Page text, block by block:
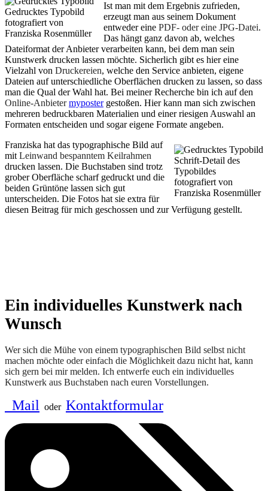
Gedrucktes Typobild
fotografiert von
Franziska Rosenmüller
Ist man mit dem Ergebnis zufrieden,
erzeugt man aus seinem Dokument
entweder eine PDF- oder eine JPG-Datei.
Das hängt ganz davon ab, welches
Dateiformat der Anbieter verarbeiten kann, bei dem man sein
Kunstwerk drucken lassen möchte. Sicherlich gibt es hier eine
Vielzahl von Druckereien, welche den Service anbieten, eigene
Dateien auf unterschiedliche Oberflächen drucken zu lassen, so dass
man die Qual der Wahl hat. Bei meiner Recherche bin ich auf den
Online-Anbieter mypostergestoßen. Hier kann man sich zwischen
mehreren bedruckbaren Materialien und einer riesigen Auswahl an
Formaten entscheiden und sogar eigene Formate angeben.
Schrift-Detail des
Typobildes
fotografiert von
Franziska Rosenmüller
Franziska hat das typographische Bild auf
mit Leinwand bespanntem Keilrahmen
drucken lassen. Die Buchstaben sind trotz
grober Oberfläche scharf gedruckt und die
beiden Grüntöne lassen sich gut
unterscheiden. Die Fotos hat sie extra für
diesen Beitrag für mich geschossen und zur Verfügung gestellt.
Ein individuelles Kunstwerk nach
Wunsch
Wer sich die Mühe von einem typographischen Bild selbst nicht
machen möchte oder einfach die Möglichkeit dazu nicht hat, kann
sich gern bei mir melden. Ich entwerfe euch ein individuelles
Kunstwerk aus Buchstaben nach euren Vorstellungen.
Mail oder Kontaktformular